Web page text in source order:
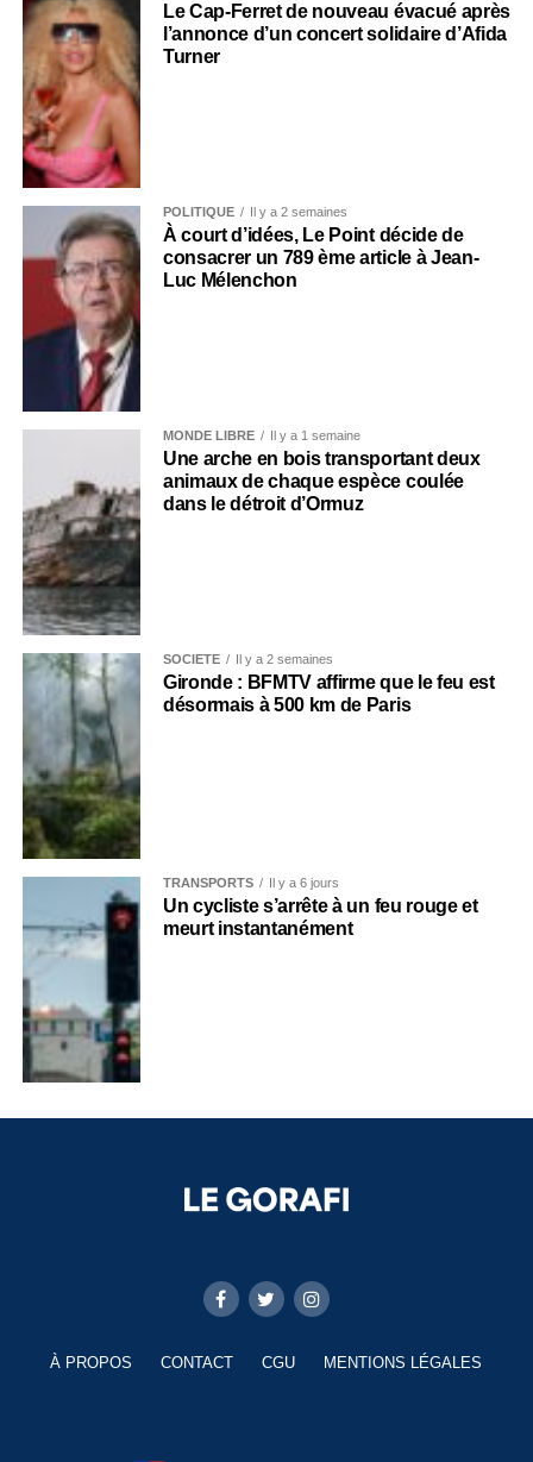
Le Cap-Ferret de nouveau évacué après
l’annonce d’un concert solidaire d’Afida
Turner
POLITIQUE Il y a 2 semaines
À court d’idées, Le Point décide de
consacrer un 789 ème article à Jean-
Luc Mélenchon
MONDE LIBRE Il y a 1 semaine
Une arche en bois transportant deux
animaux de chaque espèce coulée
dans le détroit d’Ormuz
SOCIÉTÉ Il y a 2 semaines
Gironde : BFMTV affirme que le feu est
désormais à 500 km de Paris
TRANSPORTS Il y a 6 jours
Un cycliste s’arrête à un feu rouge et
meurt instantanément
À PROPOS CONTACT CGU MENTIONS LÉGALES